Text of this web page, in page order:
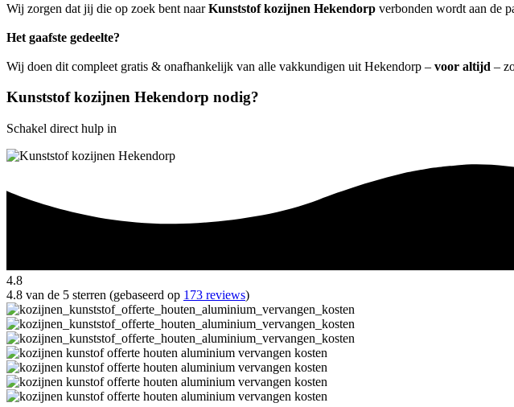
Wij zorgen dat jij die op zoek bent naarKunststof kozijnen Hekendorp verbonden wordt aan de
Het gaafste gedeelte?
Wij doen dit compleet gratis & onafhankelijk van alle vakkundigen uit Hekendorp – voor altijd –
Kunststof kozijnen Hekendorp nodig?
Schakel direct hulp in
4.8
4.8 van de 5 sterren (gebaseerd op 173 reviews)